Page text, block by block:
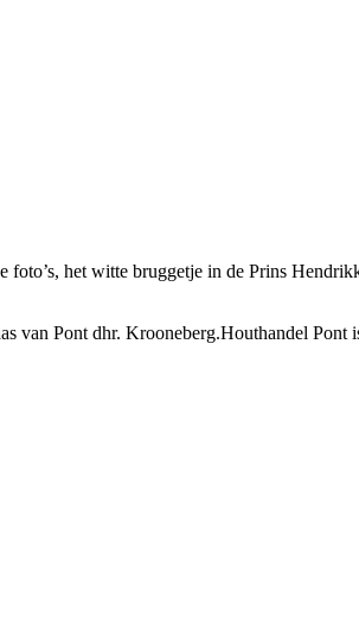
het witte bruggetje in de Prins
van Pont dhr. Krooneberg.Houthandel